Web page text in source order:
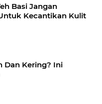
Basi Jangan
Kecantikan Kulit
Dan Kering? Ini